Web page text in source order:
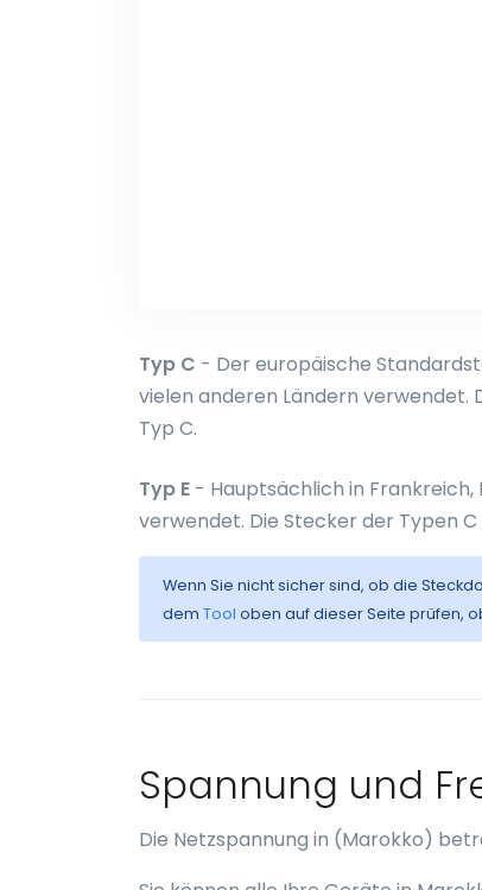
Typ C - Der europäische
vielen anderen Ländern verwendet.
Typ C.
Typ E - Hauptsächlich in Frankreich,
verwendet. Die Stecker der Typen C
Wenn Sie nicht sicher sind, ob die
dem Tool oben auf dieser Seite prüfen,
Spannung und
Die Netzspannung in (Marokko)